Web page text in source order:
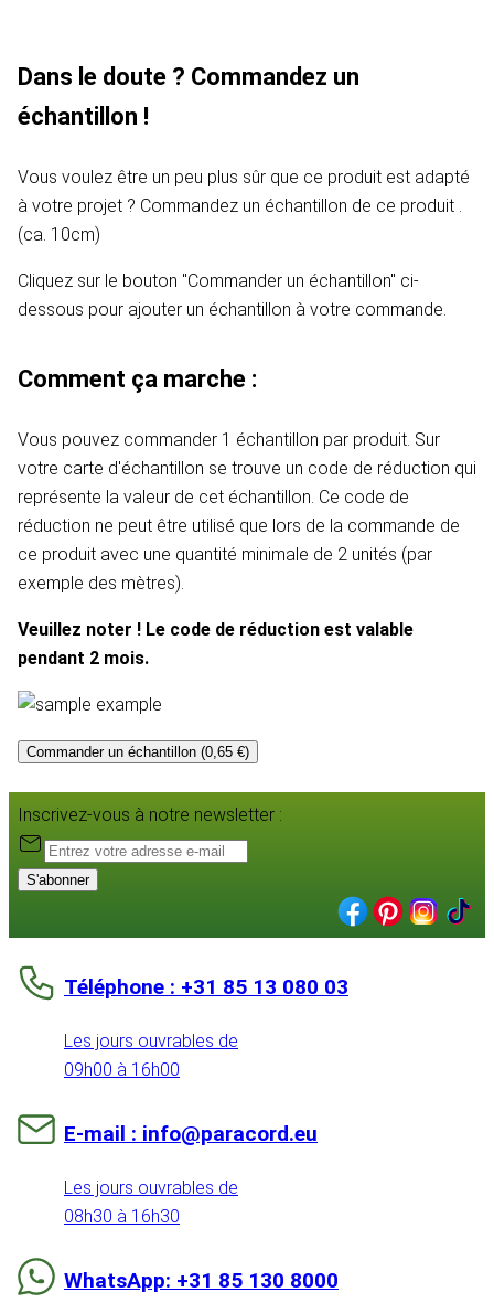
Dans le doute ? Commandez un
échantillon !
Vous voulez être un peu plus sûr que ce produit est adapté
à votre projet ? Commandez un échantillon de ce produit .
(ca. 10cm)
Cliquez sur le bouton "Commander un échantillon" ci-
dessous pour ajouter un échantillon à votre commande.
Comment ça marche :
Vous pouvez commander 1 échantillon par produit. Sur
votre carte d'échantillon se trouve un code de réduction qui
représente la valeur de cet échantillon. Ce code de
réduction ne peut être utilisé que lors de la commande de
ce produit avec une quantité minimale de 2 unités (par
exemple des mètres).
Veuillez noter ! Le code de réduction est valable
pendant 2 mois.
Commander un échantillon (0,65 €)
Inscrivez-vous à notre newsletter :
S'abonner
Téléphone : +31 85 13 080 03
Les jours ouvrables de
09h00 à 16h00
E-mail : info@paracord.eu
Les jours ouvrables de
08h30 à 16h30
WhatsApp: +31 85 130 8000